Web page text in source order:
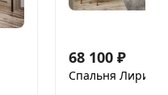
68 100 ₽
Спальня Лирика